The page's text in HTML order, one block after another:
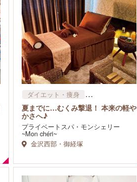
ダイエット・痩身
リラクゼーション・マッサージ
整体・カイロ
夏までに…むくみ撃退！ 本来の軽や
かさへ♪
プライベートスパ・モンシェリー
~Mon chéri~
金沢西部・御経塚